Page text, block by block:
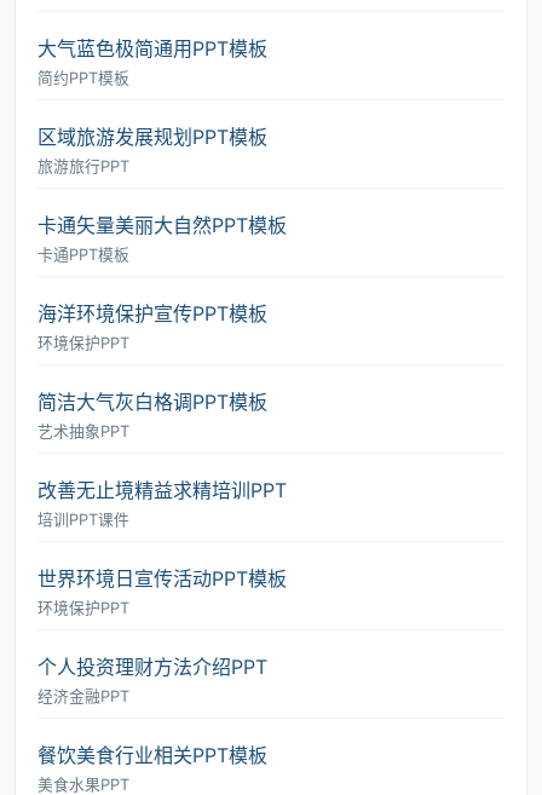
大气蓝色极简通用PPT模板
简约PPT模板
区域旅游发展规划PPT模板
旅游旅行PPT
卡通矢量美丽大自然PPT模板
卡通PPT模板
海洋环境保护宣传PPT模板
环境保护PPT
简洁大气灰白格调PPT模板
艺术抽象PPT
改善无止境精益求精培训PPT
培训PPT课件
世界环境日宣传活动PPT模板
环境保护PPT
个人投资理财方法介绍PPT
经济金融PPT
餐饮美食行业相关PPT模板
美食水果PPT